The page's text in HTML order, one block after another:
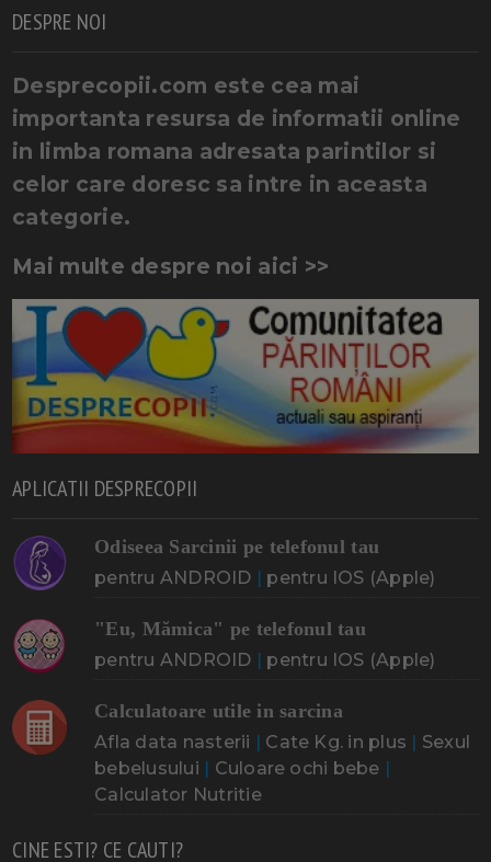
DESPRE NOI
Desprecopii.com este cea mai
importanta resursa de informatii online
in limba romana adresata parintilor si
celor care doresc sa intre in aceasta
categorie.
Mai multe despre noi aici >>
APLICATII DESPRECOPII
Odiseea Sarcinii pe telefonul tau
pentru ANDROID | pentru IOS (Apple)
"Eu, Mămica" pe telefonul tau
pentru ANDROID | pentru IOS (Apple)
Calculatoare utile in sarcina
Afla data nasterii | Cate Kg. in plus | Sexul
bebelusului | Culoare ochi bebe |
Calculator Nutritie
CINE ESTI? CE CAUTI?